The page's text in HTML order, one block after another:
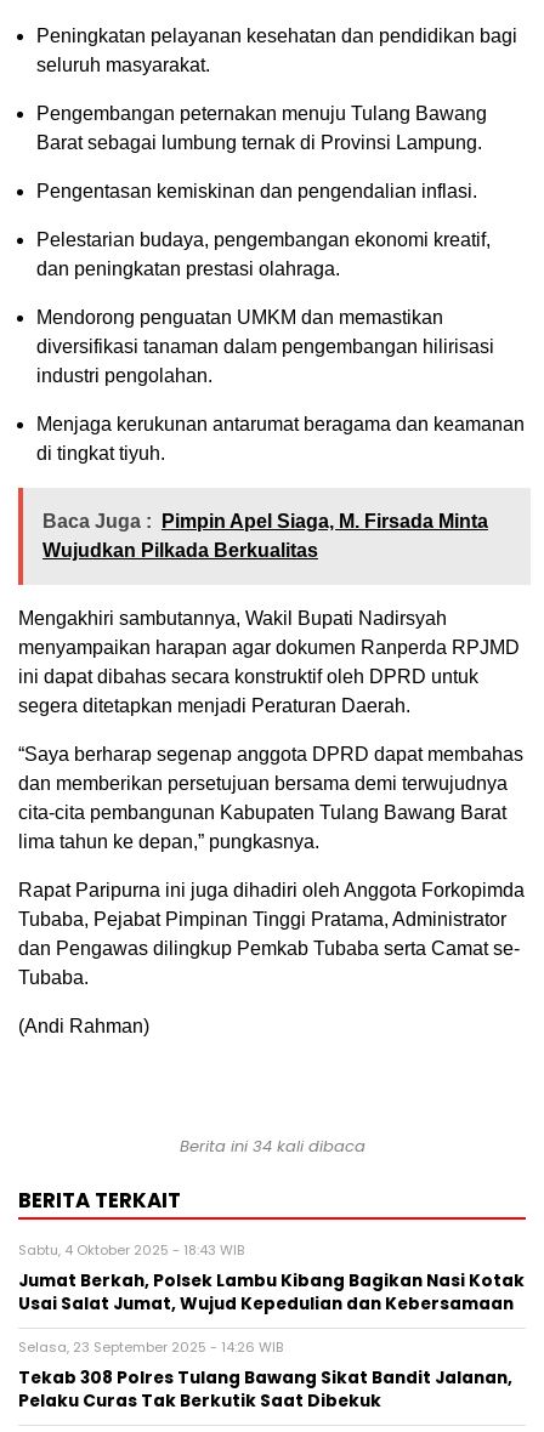
Peningkatan pelayanan kesehatan dan pendidikan bagi
seluruh masyarakat.
Pengembangan peternakan menuju Tulang Bawang
Barat sebagai lumbung ternak di Provinsi Lampung.
Pengentasan kemiskinan dan pengendalian inflasi.
Pelestarian budaya, pengembangan ekonomi kreatif,
dan peningkatan prestasi olahraga.
Mendorong penguatan UMKM dan memastikan
diversifikasi tanaman dalam pengembangan hilirisasi
industri pengolahan.
Menjaga kerukunan antarumat beragama dan keamanan
di tingkat tiyuh.
Baca Juga :
Pimpin Apel Siaga, M. Firsada Minta
Wujudkan Pilkada Berkualitas
Mengakhiri sambutannya, Wakil Bupati Nadirsyah
menyampaikan harapan agar dokumen Ranperda RPJMD
ini dapat dibahas secara konstruktif oleh DPRD untuk
segera ditetapkan menjadi Peraturan Daerah.
“Saya berharap segenap anggota DPRD dapat membahas
dan memberikan persetujuan bersama demi terwujudnya
cita-cita pembangunan Kabupaten Tulang Bawang Barat
lima tahun ke depan,” pungkasnya.
Rapat Paripurna ini juga dihadiri oleh Anggota Forkopimda
Tubaba, Pejabat Pimpinan Tinggi Pratama, Administrator
dan Pengawas dilingkup Pemkab Tubaba serta Camat se-
Tubaba.
(Andi Rahman)
Berita ini 34 kali dibaca
BERITA TERKAIT
Sabtu, 4 Oktober 2025 - 18:43 WIB
Jumat Berkah, Polsek Lambu Kibang Bagikan Nasi Kotak
Usai Salat Jumat, Wujud Kepedulian dan Kebersamaan
Selasa, 23 September 2025 - 14:26 WIB
Tekab 308 Polres Tulang Bawang Sikat Bandit Jalanan,
Pelaku Curas Tak Berkutik Saat Dibekuk